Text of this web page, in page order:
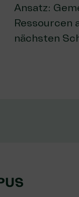
Ansatz:
Ressourcen
nächsten